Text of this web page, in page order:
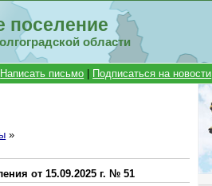
поселение
области
Написать письмо Подписаться на новости
»
от 15.09.2025 г. № 51